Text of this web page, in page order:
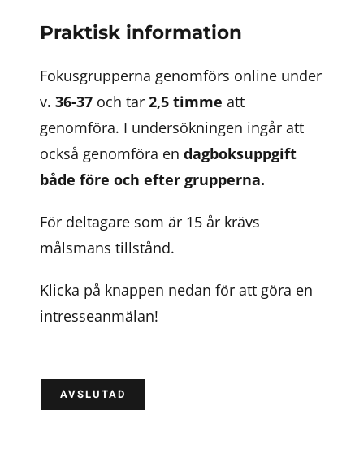
Praktisk information
Fokusgrupperna genomförs online under
v. 36-37 och tar2,5 timmeatt
genomföra. I undersökningen ingår att
också genomföra endagboksuppgift
både före och efter grupperna.
För deltagare som är 15 år krävs
målsmans tillstånd.
Klicka på knappen nedan för att göra en
intresseanmälan!
AVSLUTAD